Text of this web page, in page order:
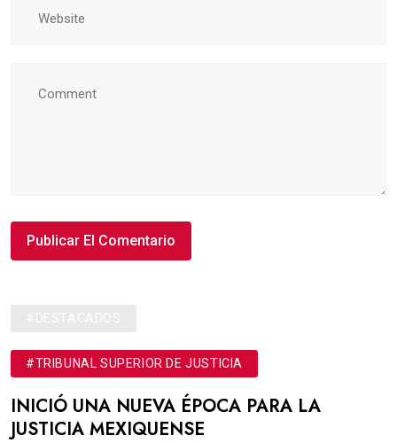
#TRIBUNAL SUPERIOR DE JUSTICIA
INICIÓ UNA NUEVA ÉPOCA PARA LA
JUSTICIA MEXIQUENSE